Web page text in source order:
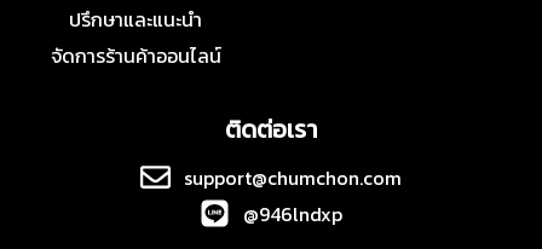
ปรึกษาและแนะนำ
จัดการร้านค้าออนไลน์
ติดต่อเรา
support@chumchon.com
@946lndxp